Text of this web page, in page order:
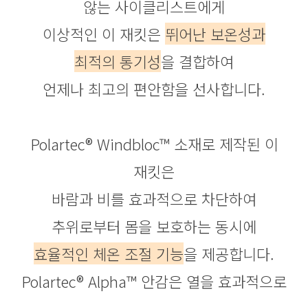
않는 사이클리스트에게
이상적인 이 재킷은 뛰어난 보온성과
최적의 통기성을 결합하여
언제나 최고의 편안함을 선사합니다.
Polartec® Windbloc™ 소재로 제작된 이
재킷은
바람과 비를 효과적으로 차단하여
추위로부터 몸을 보호하는 동시에
효율적인 체온 조절 기능을 제공합니다.
Polartec® Alpha™ 안감은 열을 효과적으로